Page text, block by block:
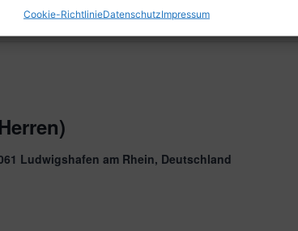
Cookie-RichtlinieDatenschutzImpressum
Ludwigshafen am Rhein, Deutschland